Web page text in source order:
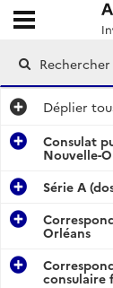
Ouvrir le menu
Déplier
Consulat
Nouvelle-
Série A
Orléans
consulaire